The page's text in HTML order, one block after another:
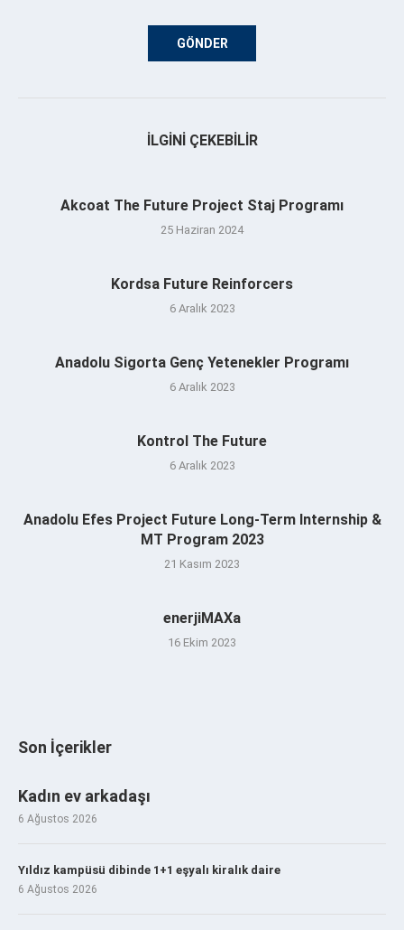
İLGINI ÇEKEBILIR
Akcoat The Future Project Staj Programı
25 Haziran 2024
Kordsa Future Reinforcers
6 Aralık 2023
Anadolu Sigorta Genç Yetenekler Programı
6 Aralık 2023
Kontrol The Future
6 Aralık 2023
Anadolu Efes Project Future Long-Term Internship &
MT Program 2023
21 Kasım 2023
enerjiMAXa
16 Ekim 2023
Son İçerikler
Kadın ev arkadaşı
6 Ağustos 2026
Yıldız kampüsü dibinde 1+1 eşyalı kiralık daire
6 Ağustos 2026